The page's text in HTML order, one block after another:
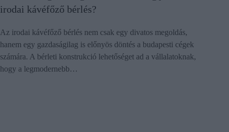
irodai kávéfőző bérlés?
Az irodai kávéfőző bérlés nem csak egy divatos megoldás,
hanem egy gazdaságilag is előnyös döntés a budapesti cégek
számára. A bérleti konstrukció lehetőséget ad a vállalatoknak,
hogy a legmodernebb…